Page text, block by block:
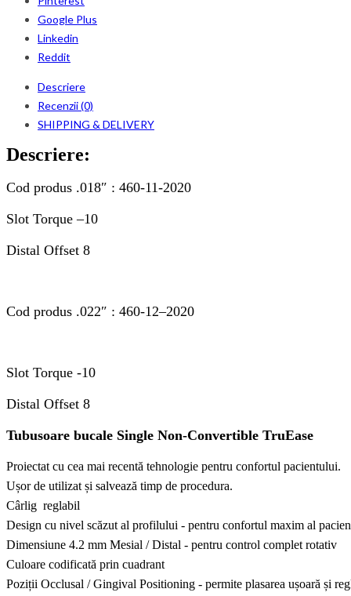
Google Plus
Linkedin
Reddit
Descriere
Recenzii (0)
SHIPPING & DELIVERY
Descriere:
Cod produs .018″ : 460-11-2020
Slot Torque –10
Distal Offset 8
Cod produs .022″ : 460-12–2020
Slot Torque -10
Distal Offset 8
Tubusoare bucale Single Non-Convertible TruEase
Proiectat cu cea mai recentă tehnologie pentru confortul pacientului.
Ușor de utilizat și salvează timp de procedura.
Cârlig  reglabil
Design cu nivel scăzut al profilului - pentru confortul maxim al
Dimensiune 4.2 mm Mesial / Distal - pentru control complet rotativ
Culoare codificată prin cuadrant
Poziții Occlusal / Gingival Positioning - permite plasarea ușoară și